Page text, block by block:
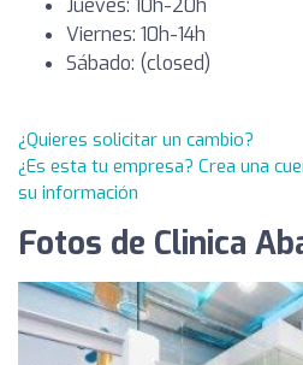
Jueves: 10h-20h
Viernes: 10h-14h
Sábado: (closed)
¿Quieres solicitar un cambio?
¿Es esta tu empresa? Crea una
su información
Fotos de Clinica